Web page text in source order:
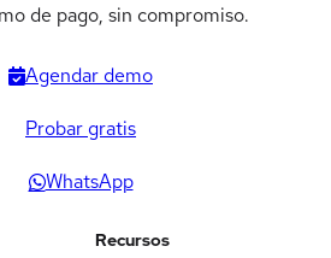
de pago, sin compromiso.
Agendar demo
Probar gratis
WhatsApp
Recursos